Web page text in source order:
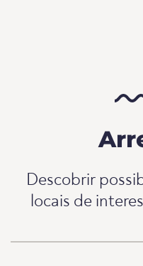
Descobrir
locais de